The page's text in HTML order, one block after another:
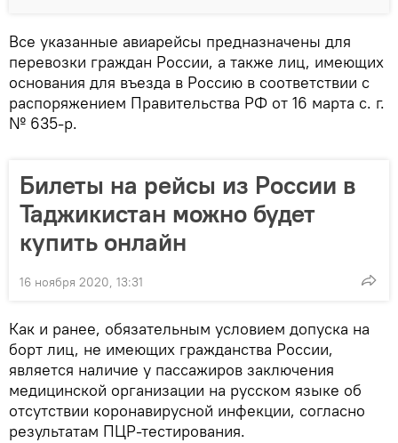
Все указанные авиарейсы предназначены для
перевозки граждан России, а также лиц, имеющих
основания для въезда в Россию в соответствии с
распоряжением Правительства РФ от 16 марта с. г.
№ 635-р.
Билеты на рейсы из России в
Таджикистан можно будет
купить онлайн
16 ноября 2020, 13:31
Как и ранее, обязательным условием допуска на
борт лиц, не имеющих гражданства России,
является наличие у пассажиров заключения
медицинской организации на русском языке об
отсутствии коронавирусной инфекции, согласно
результатам ПЦР-тестирования.